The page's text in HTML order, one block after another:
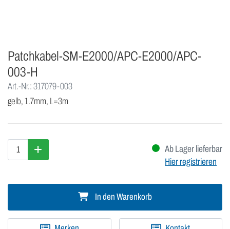
Patchkabel-SM-E2000/APC-E2000/APC-
003-H
Art.-Nr.: 317079-003
gelb, 1.7mm, L=3m
Ab Lager lieferbar
Hier registrieren
In den Warenkorb